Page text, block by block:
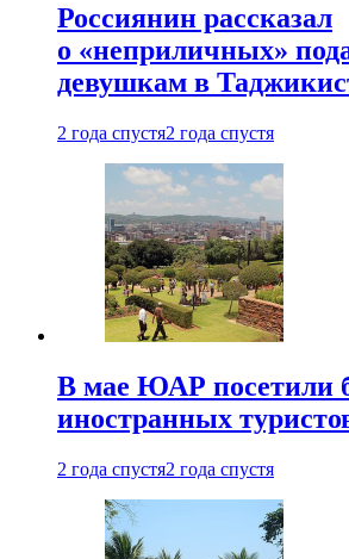
Россиянин рассказал
о «неприличных»
девушкам в
2 года спустя2 года спустя
В мае ЮАР посетили
иностранных
2 года спустя2 года спустя